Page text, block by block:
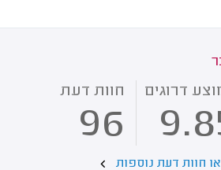
דרוגים חוות דעת
96
חוות דעת נוספות